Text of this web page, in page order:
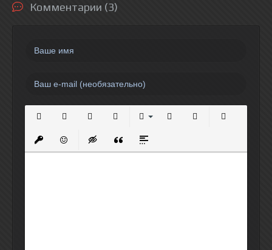
Комментарии (3)
Вставить защищенную ссылку
Вставить смайлик
Вставка скрытого текста
Вставка цитаты
Вставка спойлера